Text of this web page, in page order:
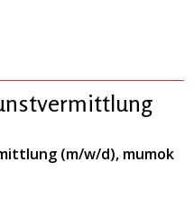
(m/w/d), mumok